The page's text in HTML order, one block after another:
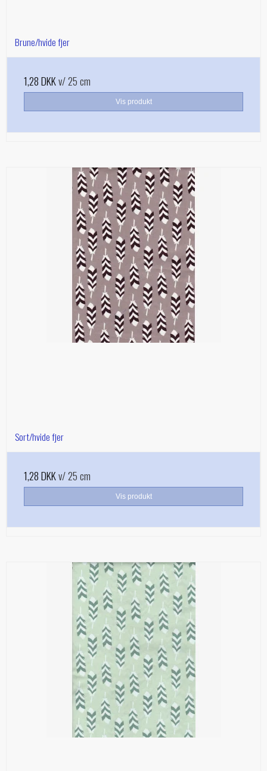
Brune/hvide fjer
1,28 DKKv/ 25 cm
Vis produkt
Sort/hvide fjer
1,28 DKKv/ 25 cm
Vis produkt